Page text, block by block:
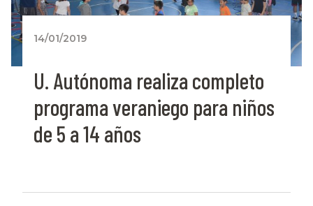
14/01/2019
U. Autónoma realiza completo
programa veraniego para niños
de 5 a 14 años